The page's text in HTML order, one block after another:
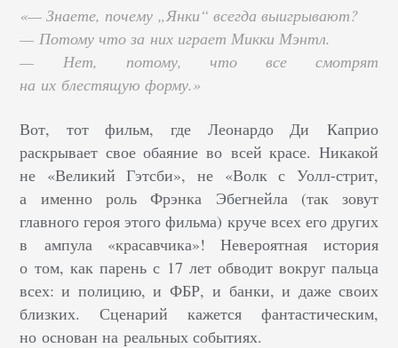
«— Знаете, почему „Янки“ всегда выигрывают?
— Потому что за них играет Микки Мэнтл.
— Нет, потому, что все смотрят
на их блестящую форму.»
Вот, тот фильм, где Леонардо Ди Каприо
раскрывает свое обаяние во всей красе. Никакой
не «Великий Гэтсби», не «Волк с Уолл-стрит,
а именно роль Фрэнка Эбегнейла (так зовут
главного героя этого фильма) круче всех его других
в ампула «красавчика»! Невероятная история
о том, как парень с 17 лет обводит вокруг пальца
всех: и полицию, и ФБР, и банки, и даже своих
близких. Сценарий кажется фантастическим,
но основан на реальных событиях.